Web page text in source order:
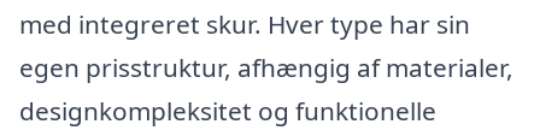
med integreret skur. Hver type har sin
egen prisstruktur, afhængig af materialer,
designkompleksitet og funktionelle